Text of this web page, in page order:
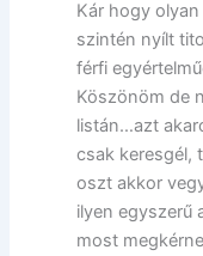
Kár hogy
szintén nyílt
férfi
Köszönöm de
listán…azt
csak keresgél,
oszt akkor
ilyen egyszerű
most